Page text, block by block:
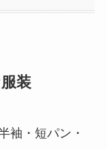
装
袖・短パン・